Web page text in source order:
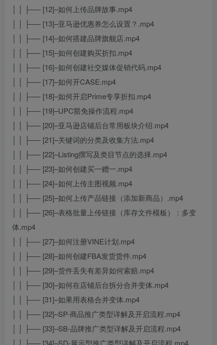
│ │ ├── [12]–如何上传品牌故事.mp4
│ │ ├── [13]–亚马逊优惠券怎么设置？.mp4
│ │ ├── [14]–如何搭建品牌旗舰店.mp4
│ │ ├── [15]–如何创建购买折扣.mp4
│ │ ├── [16]–如何创建社交媒体促销代码.mp4
│ │ ├── [17]–如何开CASE.mp4
│ │ ├── [18]–如何开启Prime专享折扣.mp4
│ │ ├── [19]–UPC豁免操作流程.mp4
│ │ ├── [20]–亚马逊店铺后台常用板块介绍.mp4
│ │ ├── [21]–关键词的分类及收集方法.mp4
│ │ ├── [22]–Listing撰写及类目节点的选择.mp4
│ │ ├── [23]–如何创建买一赠一.mp4
│ │ ├── [24]–如何上传主图视频.mp4
│ │ ├── [25]–如何上传产品链接（添加新商品）.mp4
│ │ ├── [26]–表格批量上传链接（库存文件模板）：多变
体.mp4
│ │ ├── [27]–如何注册VINE计划.mp4
│ │ ├── [28]–如何创建FBA发货货件.mp4
│ │ ├── [29]–货件丢失有差异如何索赔.mp4
│ │ ├── [30]–如何在店铺后台拆分合并变体.mp4
│ │ ├── [31]–如果用表格合并变体.mp4
│ │ ├── [32]–SP-商品推广类型详解及开启流程.mp4
│ │ ├── [33]–SB-品牌推广类型详解及开启流程.mp4
│ │ ├── [34]–SD-展示型推广类型详解及开启流程.mp4